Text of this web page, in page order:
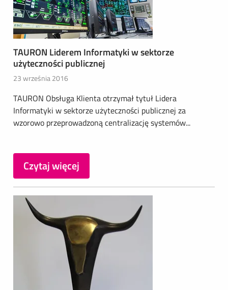
TAURON Liderem Informatyki w sektorze
użyteczności publicznej
23 września 2016
TAURON Obsługa Klienta otrzymał tytuł Lidera
Informatyki w sektorze użyteczności publicznej za
wzorowo przeprowadzoną centralizację systemów...
Czytaj więcej